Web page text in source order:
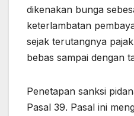
dikenakan bunga
keterlambatan
sejak terutangnya
bebas sampai dengan
Penetapan sanksi
Pasal 39. Pasal ini